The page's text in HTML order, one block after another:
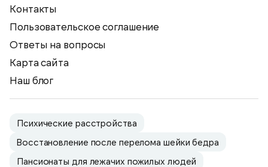
Контакты
Пользовательское соглашение
Ответы на вопросы
Карта сайта
Наш блог
Психические расстройства
Восстановление после перелома шейки бедра
Пансионаты для лежачих пожилых людей